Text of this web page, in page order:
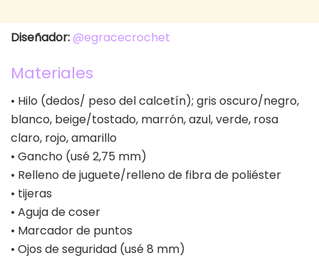
Diseñador:@egracecrochet
Materiales
• Hilo (dedos/ peso del calcetín); gris oscuro/negro,
blanco, beige/tostado, marrón, azul, verde, rosa
claro, rojo, amarillo
• Gancho (usé 2,75 mm)
• Relleno de juguete/relleno de fibra de poliéster
• tijeras
• Aguja de coser
• Marcador de puntos
• Ojos de seguridad (usé 8 mm)